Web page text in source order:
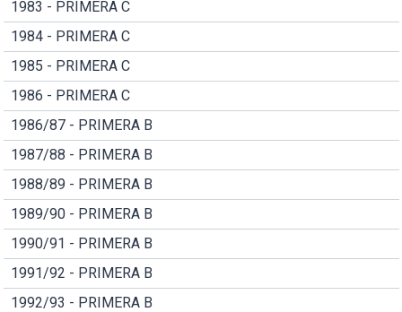
1983 - PRIMERA C
1984 - PRIMERA C
1985 - PRIMERA C
1986 - PRIMERA C
1986/87 - PRIMERA B
1987/88 - PRIMERA B
1988/89 - PRIMERA B
1989/90 - PRIMERA B
1990/91 - PRIMERA B
1991/92 - PRIMERA B
1992/93 - PRIMERA B